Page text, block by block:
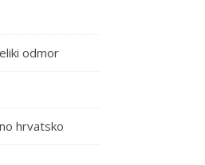
odmor
hrvatsko